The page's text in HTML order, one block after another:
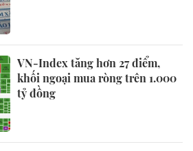
VN-Index tăng hơn 27 điểm,
khối ngoại mua ròng trên 1.000
tỷ đồng